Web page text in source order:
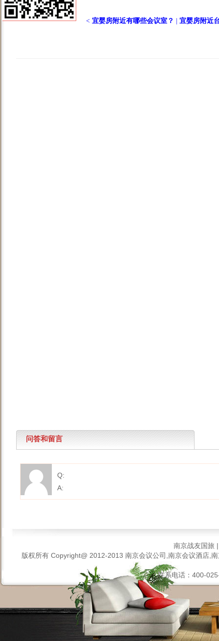
< 宜婴房附近有哪些会议室？ 宜婴房附近
问答和留言
Q:
A:
南京战友国旅
版权所有 Copyright@ 2012-2013 南京会议公司,南京会议酒店,
联系电话：400-